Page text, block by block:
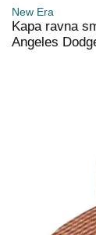
New Era
Kapa ravna
Angeles